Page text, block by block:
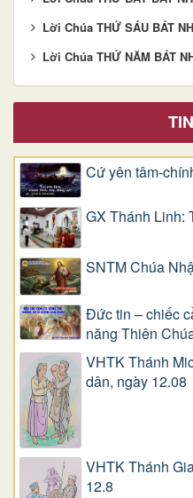
Lời Chúa THỨ SÁU BÁT
Lời Chúa THỨ NĂM BÁT
Cứ yên tâm-
GX Thánh Linh:
SNTM Chúa
Đức tin – chiếc
năng Thiên
VHTK Thánh
dân, ngày 12.08
VHTK Thánh
12.8